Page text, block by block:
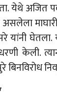
येथे
असलेला
घेतला.
केली.
बिनविरोध